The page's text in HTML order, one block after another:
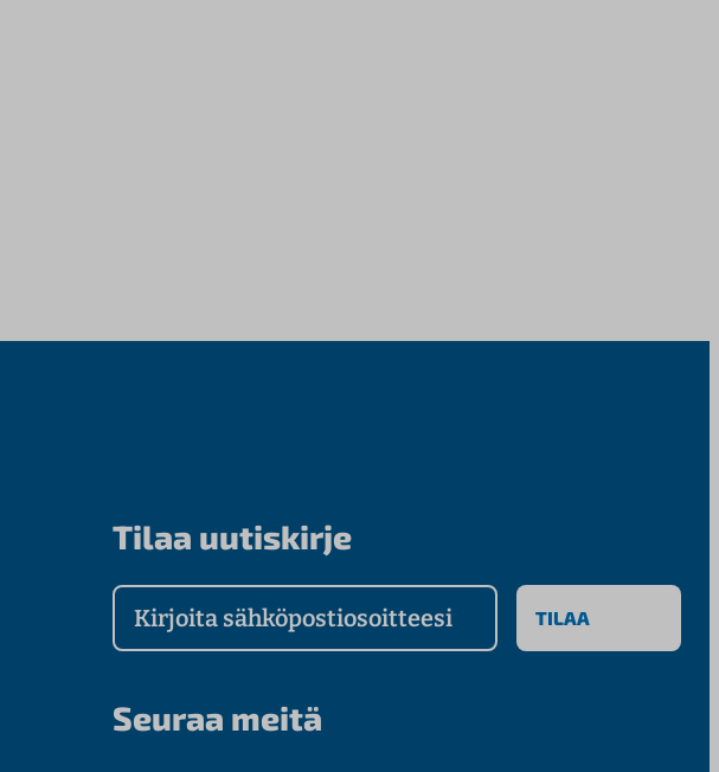
Tilaa uutiskirje
Kirjoita sähköpostiosoitteesi
Seuraa meitä